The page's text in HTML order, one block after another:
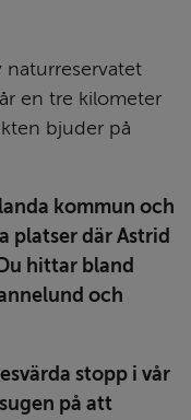
en tre kilometer
bjuder på
kommun och
platser där Astrid
hittar bland
och
stopp i vår
på att